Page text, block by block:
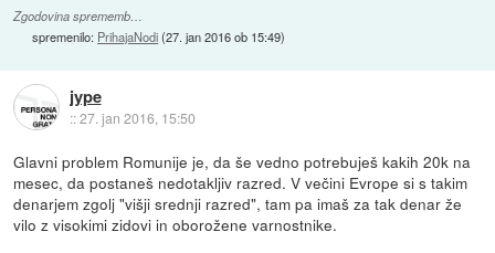
Zgodovina sprememb…
spremenilo: PrihajaNodi(27. jan 2016 ob 15:49)
jype
::27. jan 2016, 15:50
Glavni problem Romunije je, da še vedno potrebuješ kakih 20k na
mesec, da postaneš nedotakljiv razred. V večini Evrope si s takim
denarjem zgolj "višji srednji razred", tam pa imaš za tak denar že
vilo z visokimi zidovi in oborožene varnostnike.